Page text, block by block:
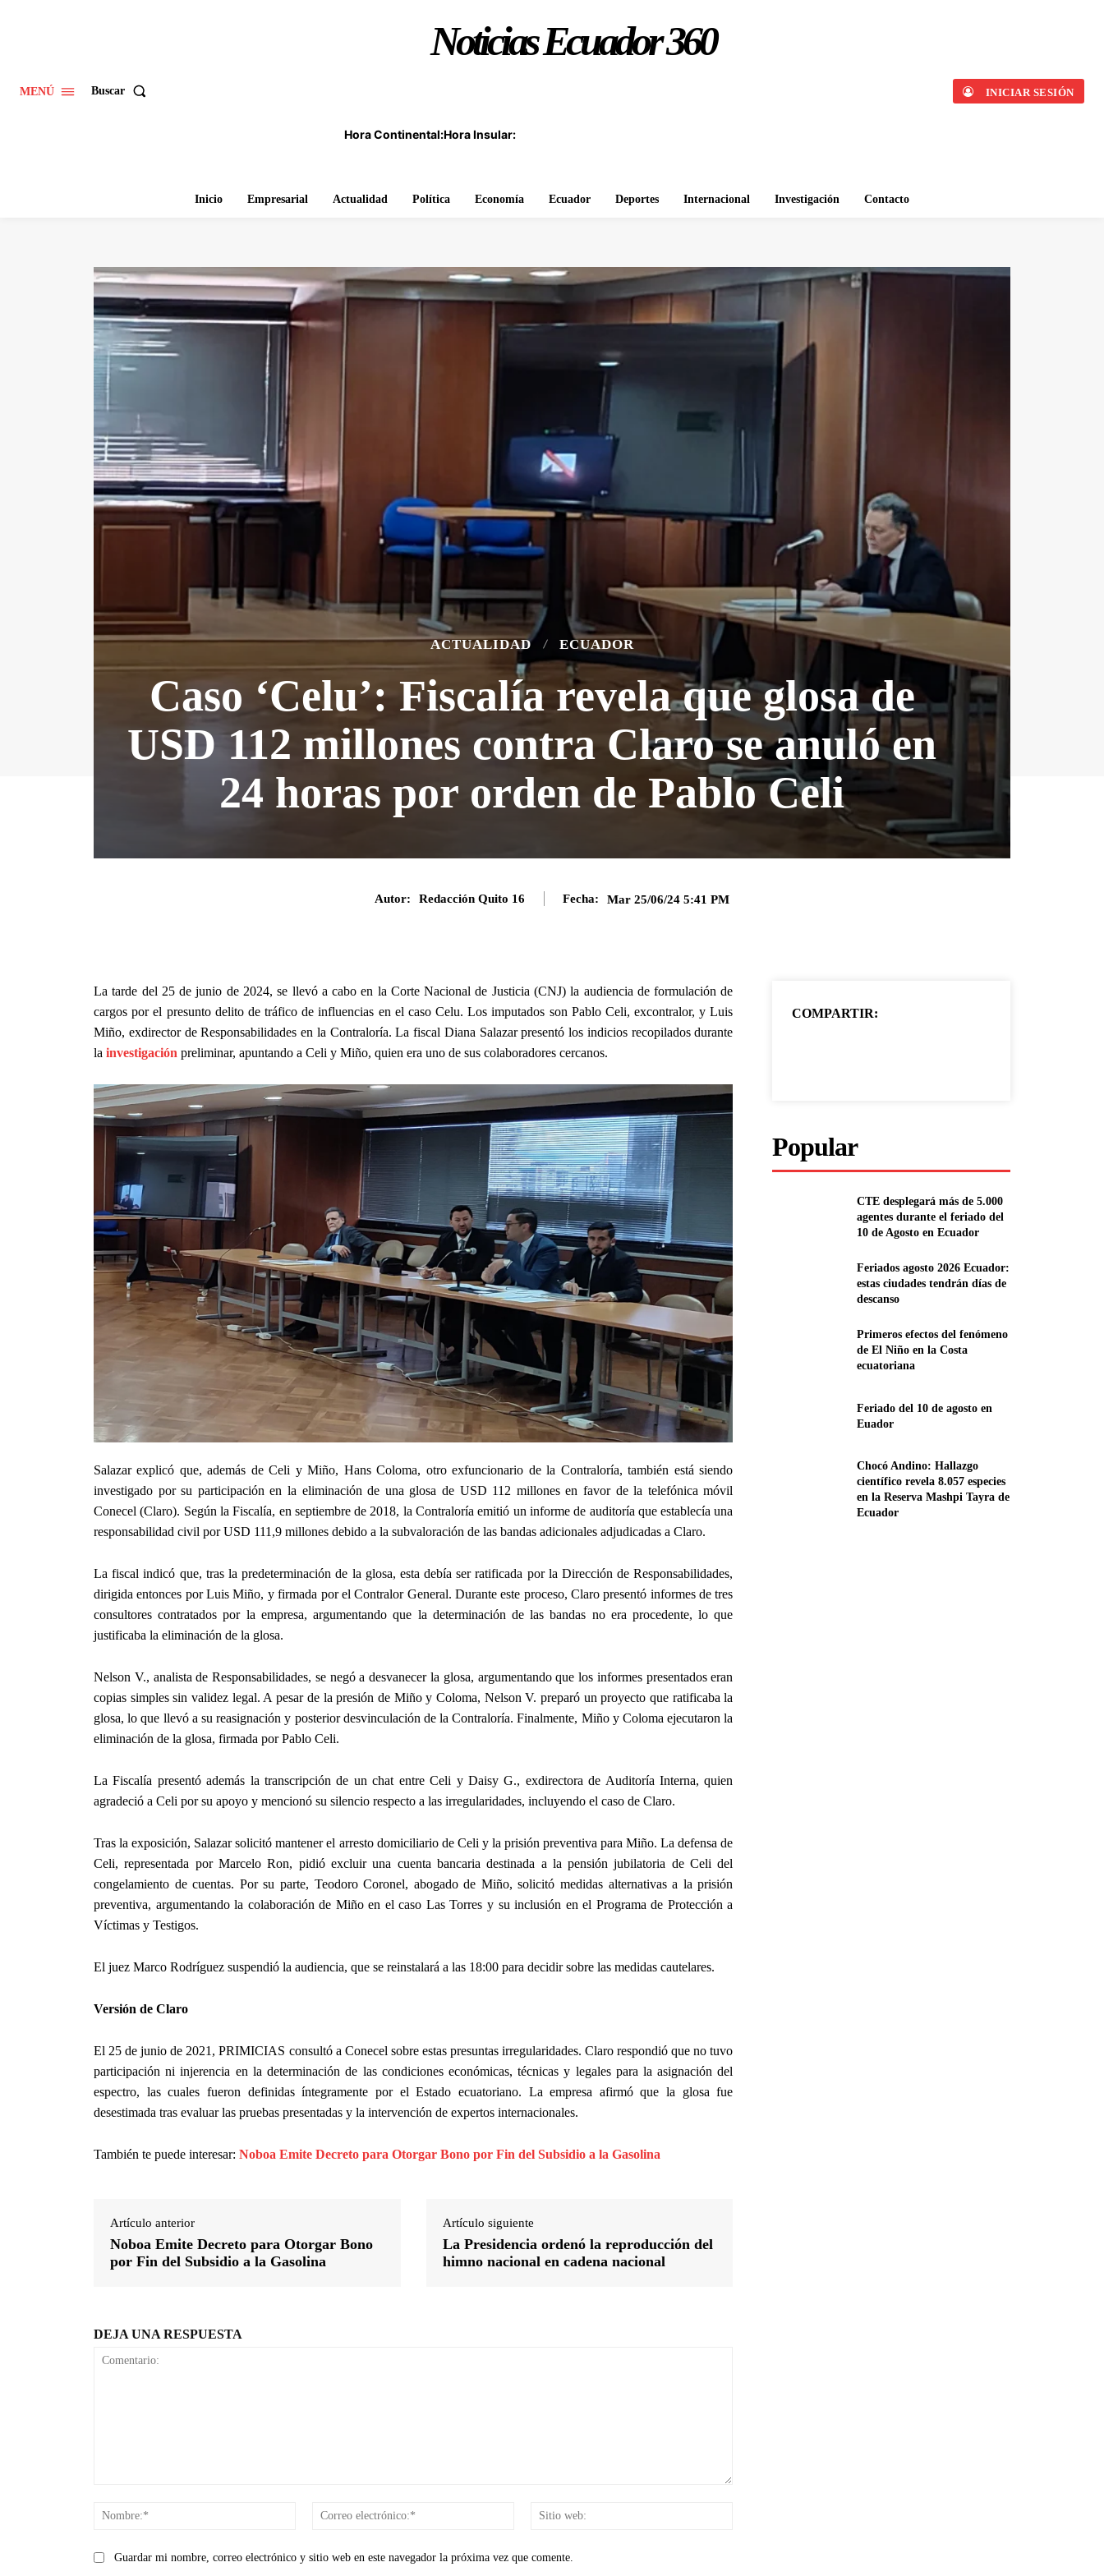
MENÚ Buscar
Noticias Ecuador 360
Hora Continental:Hora Insular:
INICIAR SESIÓN
Inicio Empresarial Actualidad Política Economía Ecuador Deportes Internacional Investigación Contacto
ACTUALIDAD ECUADOR
Caso ‘Celu’: Fiscalía revela que glosa de
USD 112 millones contra Claro se anuló en
24 horas por orden de Pablo Celi
Autor: Redacción Quito 16 Fecha: Mar 25/06/24 5:41 PM
La tarde del 25 de junio de 2024, se llevó a cabo en la Corte Nacional de Justicia (CNJ) la audiencia de formulación de
cargos por el presunto delito de tráfico de influencias en el caso Celu. Los imputados son Pablo Celi, excontralor, y Luis
Miño, exdirector de Responsabilidades en la Contraloría. La fiscal Diana Salazar presentó los indicios recopilados durante
la investigación preliminar, apuntando a Celi y Miño, quien era uno de sus colaboradores cercanos.
Salazar explicó que, además de Celi y Miño, Hans Coloma, otro exfuncionario de la Contraloría, también está siendo
investigado por su participación en la eliminación de una glosa de USD 112 millones en favor de la telefónica móvil
Conecel (Claro). Según la Fiscalía, en septiembre de 2018, la Contraloría emitió un informe de auditoría que establecía una
responsabilidad civil por USD 111,9 millones debido a la subvaloración de las bandas adicionales adjudicadas a Claro.
La fiscal indicó que, tras la predeterminación de la glosa, esta debía ser ratificada por la Dirección de Responsabilidades,
dirigida entonces por Luis Miño, y firmada por el Contralor General. Durante este proceso, Claro presentó informes de tres
consultores contratados por la empresa, argumentando que la determinación de las bandas no era procedente, lo que
justificaba la eliminación de la glosa.
Nelson V., analista de Responsabilidades, se negó a desvanecer la glosa, argumentando que los informes presentados eran
copias simples sin validez legal. A pesar de la presión de Miño y Coloma, Nelson V. preparó un proyecto que ratificaba la
glosa, lo que llevó a su reasignación y posterior desvinculación de la Contraloría. Finalmente, Miño y Coloma ejecutaron la
eliminación de la glosa, firmada por Pablo Celi.
La Fiscalía presentó además la transcripción de un chat entre Celi y Daisy G., exdirectora de Auditoría Interna, quien
agradeció a Celi por su apoyo y mencionó su silencio respecto a las irregularidades, incluyendo el caso de Claro.
Tras la exposición, Salazar solicitó mantener el arresto domiciliario de Celi y la prisión preventiva para Miño. La defensa de
Celi, representada por Marcelo Ron, pidió excluir una cuenta bancaria destinada a la pensión jubilatoria de Celi del
congelamiento de cuentas. Por su parte, Teodoro Coronel, abogado de Miño, solicitó medidas alternativas a la prisión
preventiva, argumentando la colaboración de Miño en el caso Las Torres y su inclusión en el Programa de Protección a
Víctimas y Testigos.
El juez Marco Rodríguez suspendió la audiencia, que se reinstalará a las 18:00 para decidir sobre las medidas cautelares.
Versión de Claro
El 25 de junio de 2021, PRIMICIAS consultó a Conecel sobre estas presuntas irregularidades. Claro respondió que no tuvo
participación ni injerencia en la determinación de las condiciones económicas, técnicas y legales para la asignación del
espectro, las cuales fueron definidas íntegramente por el Estado ecuatoriano. La empresa afirmó que la glosa fue
desestimada tras evaluar las pruebas presentadas y la intervención de expertos internacionales.
También te puede interesar: Noboa Emite Decreto para Otorgar Bono por Fin del Subsidio a la Gasolina
Artículo anterior
Noboa Emite Decreto para Otorgar Bono
por Fin del Subsidio a la Gasolina
Artículo siguiente
La Presidencia ordenó la reproducción del
himno nacional en cadena nacional
DEJA UNA RESPUESTA
Nombre:*
Correo
Guardar mi nombre, correo electrónico y sitio web en este navegador la próxima vez que comente.
COMPARTIR:
Popular
CTE desplegará más de 5.000
agentes durante el feriado del
10 de Agosto en Ecuador
Feriados agosto 2026 Ecuador:
estas ciudades tendrán días de
descanso
Primeros efectos del fenómeno
de El Niño en la Costa
ecuatoriana
Feriado del 10 de agosto en
Euador
Chocó Andino: Hallazgo
científico revela 8.057 especies
en la Reserva Mashpi Tayra de
Ecuador